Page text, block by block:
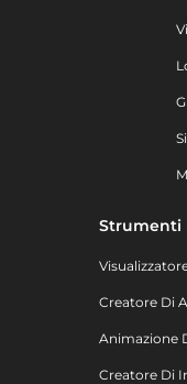
Strumenti
Creatore Di
Animazione
Creatore Di